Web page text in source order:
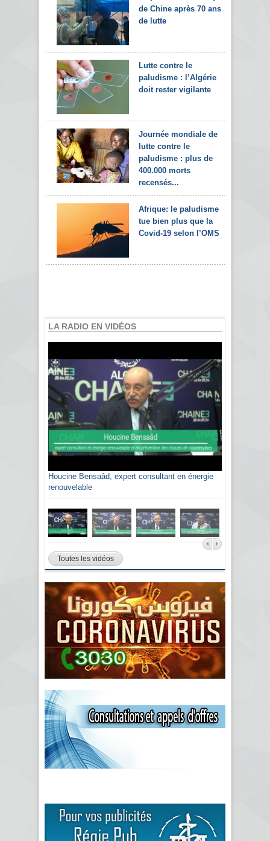
de Chine après 70 ans
de lutte
Lutte contre le
paludisme : l’Algérie
doit rester vigilante
Journée mondiale de
lutte contre le
paludisme : plus de
400.000 morts
recensés...
Afrique: le paludisme
tue bien plus que la
Covid-19 selon l’OMS
LA RADIO EN VIDÉOS
Houcine Bensaâd, expert consultant en énergie
renouvelable
Toutes les vidéos